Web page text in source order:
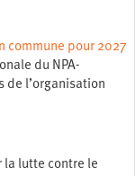
commune pour 2027
du NPA-
de l’organisation
la lutte contre le